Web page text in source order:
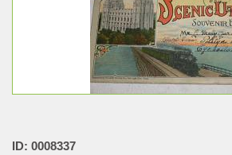
ID: 0008337